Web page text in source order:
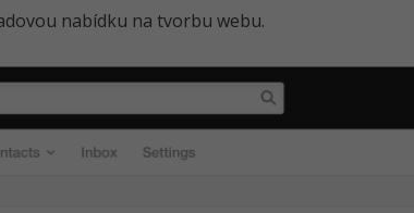
nabídku na tvorbu webu.